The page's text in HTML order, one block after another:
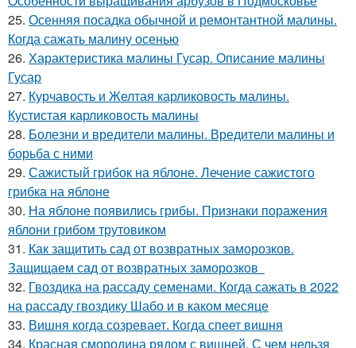
25. Осенняя посадка обычной и ремонтантной малины.
Когда сажать малину осенью
26. Характеристика малины Гусар. Описание малины
Гусар
27. Курчавость и Желтая карликовость малины.
Кустистая карликовость малины
28. Болезни и вредители малины. Вредители малины и
борьба с ними
29. Сажистый грибок на яблоне. Лечение сажистого
грибка на яблоне
30. На яблоне появились грибы. Признаки поражения
яблони грибом трутовиком
31. Как защитить сад от возвратных заморозков.
Защищаем сад от возвратных заморозков
32. Гвоздика на рассаду семенами. Когда сажать в 2022
на рассаду гвоздику Шабо и в каком месяце
33. Вишня когда созревает. Когда спеет вишня
34. Красная смородина рядом с вишней. С чем нельзя